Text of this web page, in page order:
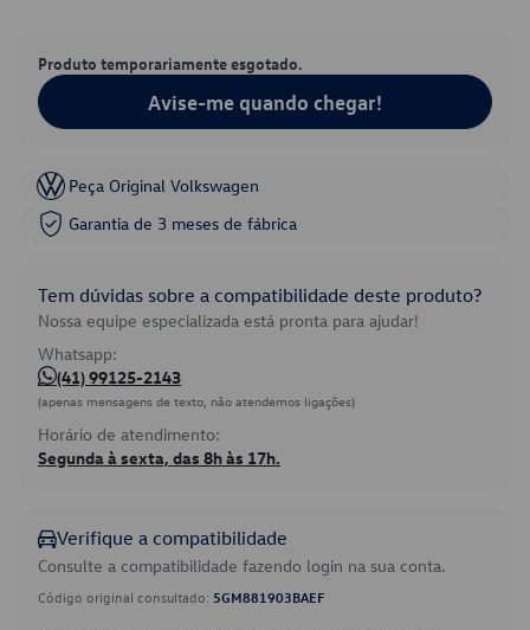
Produto temporariamente esgotado.
Avise-me quando chegar!
Peça Original Volkswagen
Garantia de 3 meses de fábrica
Tem dúvidas sobre a compatibilidade deste produto?
Nossa equipe especializada está pronta para ajudar!
Whatsapp:
(41) 99125-2143
(apenas mensagens de texto, não atendemos ligações)
Horário de atendimento:
Segunda à sexta, das 8h às 17h.
Verifique a compatibilidade
Consulte a compatibilidade fazendo login na sua conta.
Código original consultado: 5GM881903BAEF